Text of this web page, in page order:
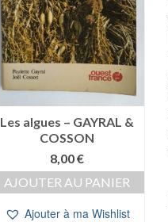
Les algues – GAYRAL &
COSSON
8,00€
AJOUTER AU PANIER
Ajouter à ma Wishlist